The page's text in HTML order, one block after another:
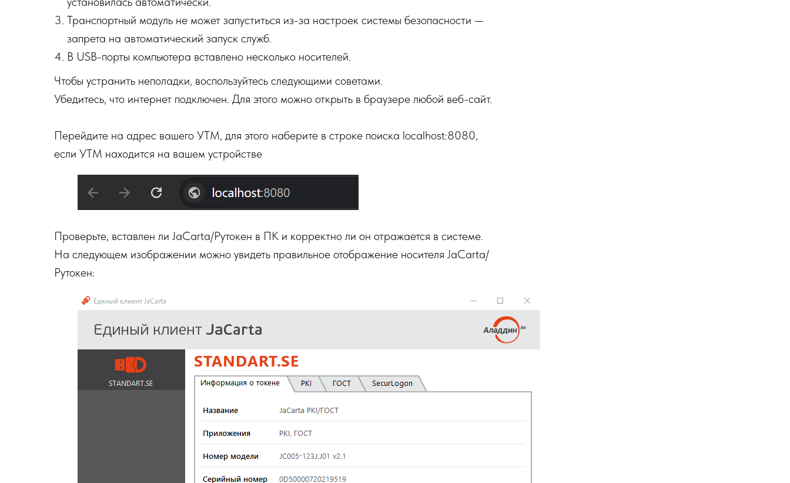
Транспортный модуль не может запуститься из-за настроек системы безопасности —
запрета на автоматический запуск служб.
В USB-порты компьютера вставлено несколько носителей.
Чтобы устранить неполадки, воспользуйтесь следующими советами.
Убедитесь, что интернет подключен. Для этого можно открыть в браузере любой веб-сайт.
Перейдите на адрес вашего УТМ, для этого наберите в строке поиска localhost:8080,
если УТМ находится на вашем устройстве
Проверьте, вставлен ли JaCarta/Рутокен в ПК и корректно ли он отражается в системе.
На следующем изображении можно увидеть правильное отображение носителя JaCarta/
Рутокен: